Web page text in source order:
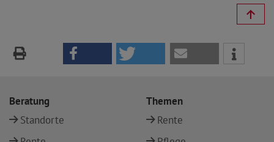
Beratung
Standorte
Themen
Rente